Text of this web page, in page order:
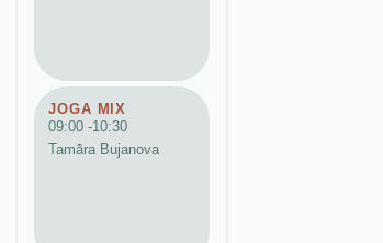
JOGA MIX
09:00 -10:30
Tamāra Bujanova